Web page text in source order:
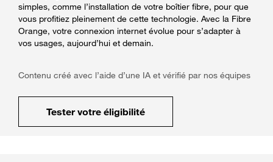
simples, comme l’installation de votre boîtier fibre, pour que
vous profitiez pleinement de cette technologie. Avec la Fibre
Orange, votre connexion internet évolue pour s’adapter à
vos usages, aujourd’hui et demain.
Contenu créé avec l’aide d’une IA et vérifié par nos équipes
Tester votre éligibilité